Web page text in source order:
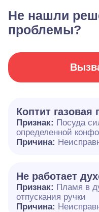
Не нашли
проблемы?
Коптит газовая
Признак: Посуда
определенной
Причина:
Не работает
Признак: Пламя в
отпускания ручки
Причина: